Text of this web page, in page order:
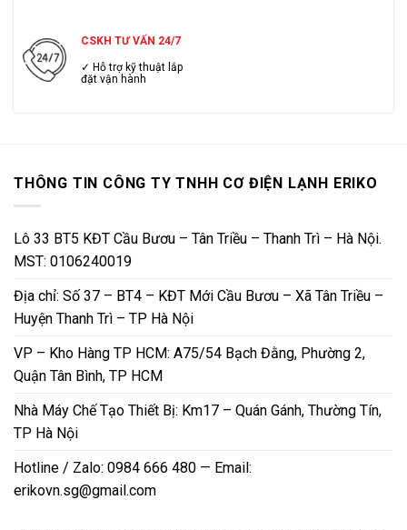
CSKH TƯ VẤN 24/7
✓ Hỗ trợ kỹ thuật lắp
đặt vận hành
THÔNG TIN CÔNG TY TNHH CƠ ĐIỆN LẠNH ERIKO
Lô 33 BT5 KĐT Cầu Bươu – Tân Triều – Thanh Trì – Hà Nội.
MST: 0106240019
Địa chỉ: Số 37 – BT4 – KĐT Mới Cầu Bươu – Xã Tân Triều –
Huyện Thanh Trì – TP Hà Nội
VP – Kho Hàng TP HCM: A75/54 Bạch Đằng, Phường 2,
Quận Tân Bình, TP HCM
Nhà Máy Chế Tạo Thiết Bị: Km17 – Quán Gánh, Thường Tín,
TP Hà Nội
Hotline / Zalo: 0984 666 480 — Email:
erikovn.sg@gmail.com